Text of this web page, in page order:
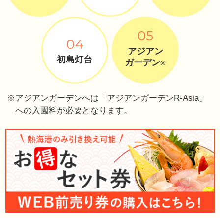
04
初島灯台
05
アジアン
ガーデン※
※アジアンガーデンへは「アジアンガーデンR-Asia」
への入園料が必要となります。